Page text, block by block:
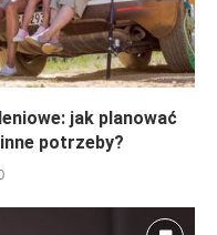
jak planować
potrzeby?